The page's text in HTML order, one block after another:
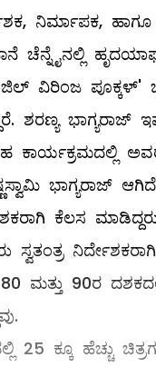
ನಿರ್ಮಾಪಕ,
ಚೆನ್ನೈನಲ್ಲಿ
ವಿರಿಂಜ
ಶರಣ್ಯ
ಅವರು
ಭಾಗ್ಯರಾಜ್
ಕೆಲಸ
80 ಮತ್ತು 90ರ
25 ಕ್ಕೂ ಹೆಚ್ಚು